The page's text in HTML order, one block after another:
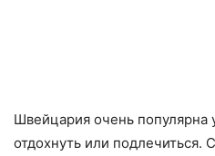
Швейцария очень популярна
отдохнуть или